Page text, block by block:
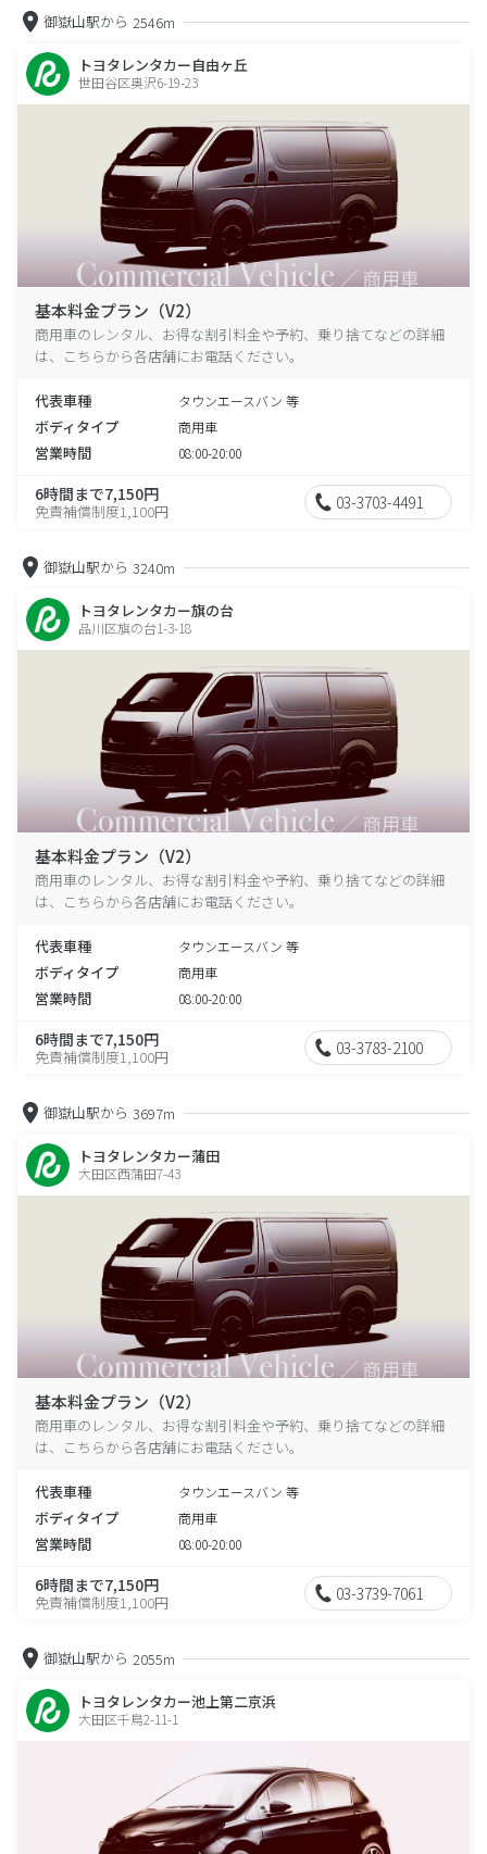
御嶽山駅から 2546m
トヨタレンタカー自由ヶ丘
世田谷区奥沢6-19-23
基本料金プラン（V2）
商用車のレンタル、お得な割引料金や予約、乗り捨てなどの詳細
は、こちらから各店舗にお電話ください。
代表車種 タウンエースバン 等
ボディタイプ 商用車
営業時間 08:00-20:00
6時間まで7,150円
免責補償制度1,100円 03-3703-4491
御嶽山駅から 3240m
トヨタレンタカー旗の台
品川区旗の台1-3-18
基本料金プラン（V2）
商用車のレンタル、お得な割引料金や予約、乗り捨てなどの詳細
は、こちらから各店舗にお電話ください。
代表車種 タウンエースバン 等
ボディタイプ 商用車
営業時間 08:00-20:00
6時間まで7,150円
免責補償制度1,100円 03-3783-2100
御嶽山駅から 3697m
トヨタレンタカー蒲田
大田区西蒲田7-43
基本料金プラン（V2）
商用車のレンタル、お得な割引料金や予約、乗り捨てなどの詳細
は、こちらから各店舗にお電話ください。
代表車種 タウンエースバン 等
ボディタイプ 商用車
営業時間 08:00-20:00
6時間まで7,150円
免責補償制度1,100円 03-3739-7061
御嶽山駅から 2055m
トヨタレンタカー池上第二京浜
大田区千鳥2-11-1